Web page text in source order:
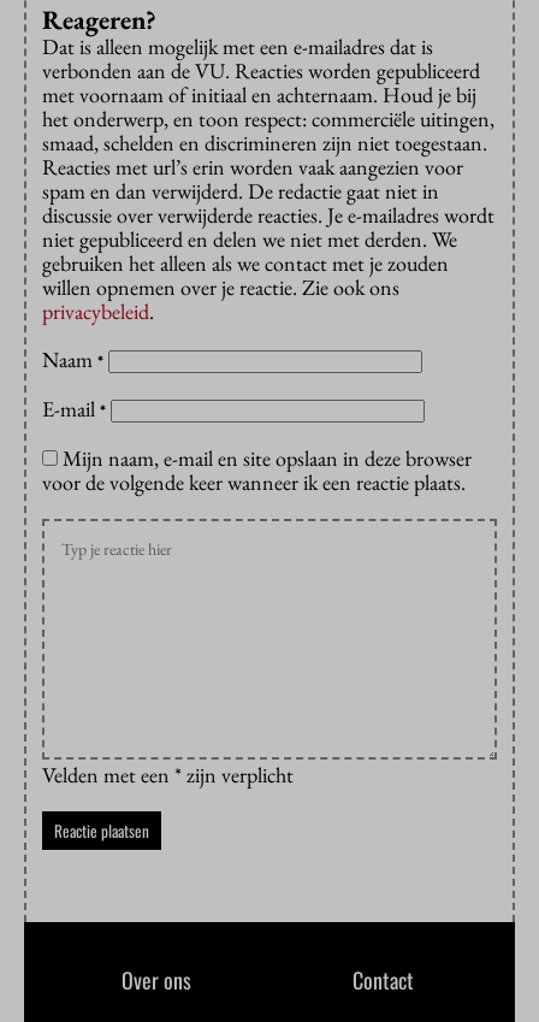
Reageren?
Dat is alleen mogelijk met een e-mailadres dat is
verbonden aan de VU. Reacties worden gepubliceerd
met voornaam of initiaal en achternaam. Houd je bij
het onderwerp, en toon respect: commerciële uitingen,
smaad, schelden en discrimineren zijn niet toegestaan.
Reacties met url’s erin worden vaak aangezien voor
spam en dan verwijderd. De redactie gaat niet in
discussie over verwijderde reacties. Je e-mailadres wordt
niet gepubliceerd en delen we niet met derden. We
gebruiken het alleen als we contact met je zouden
willen opnemen over je reactie. Zie ook ons
privacybeleid.
Naam *
E-mail *
Mijn naam, e-mail en site opslaan in deze browser
voor de volgende keer wanneer ik een reactie plaats.
Velden met een * zijn verplicht
Over ons Contact